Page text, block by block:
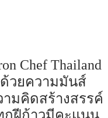
Chef Thailand
วยความมันส์
มคิดสร้างสรรค์